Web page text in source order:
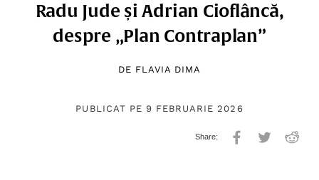
Radu Jude și Adrian Cioflâncă,
despre „Plan Contraplan”
DE FLAVIA DIMA
PUBLICAT PE 9 FEBRUARIE 2026